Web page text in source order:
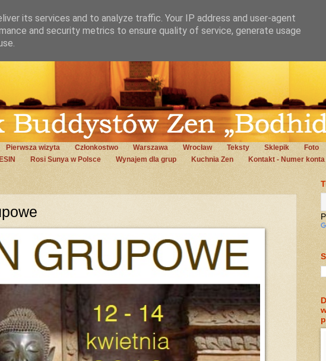
Pierwsza wizyta Członkostwo Warszawa Wrocław Teksty Sklepik Foto
Rosi Sunya w Polsce Wynajem dla grup Kuchnia Zen Kontakt - Numer konta
its services and to analyze traffic. Your IP address and user-agent
and security metrics to ensure quality of service, generate usage